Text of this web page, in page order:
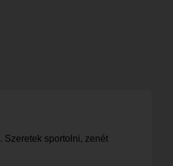
Szeretek sportolni, zenét